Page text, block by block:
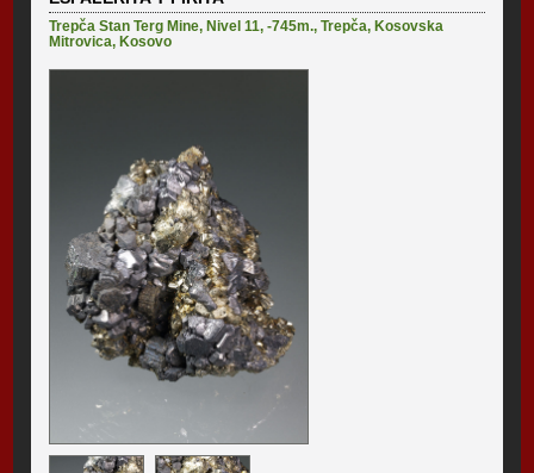
Trepča Stan Terg Mine, Nivel 11, -745m.,Trepča, Kosovska
Mitrovica, Kosovo